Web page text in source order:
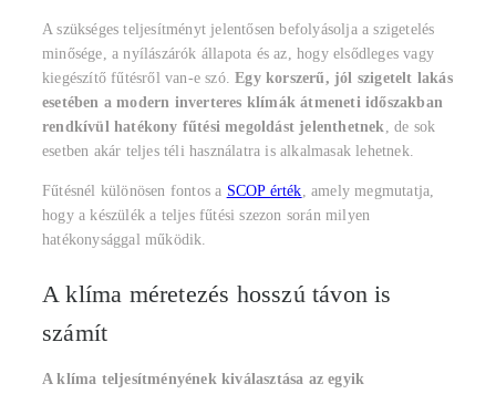
A szükséges teljesítményt jelentősen befolyásolja a szigetelés
minősége, a nyílászárók állapota és az, hogy elsődleges vagy
kiegészítő fűtésről van-e szó.Egy korszerű, jól szigetelt lakás
esetében a modern inverteres klímák átmeneti időszakban
rendkívül hatékony fűtési megoldást jelenthetnek, de sok
esetben akár teljes téli használatra is alkalmasak lehetnek.
Fűtésnél különösen fontos a SCOP érték, amely megmutatja,
hogy a készülék a teljes fűtési szezon során milyen
hatékonysággal működik.
A klíma méretezés hosszú távon is
számít
A klíma teljesítményének kiválasztása az egyik